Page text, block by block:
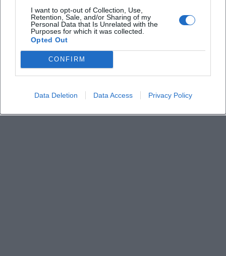
I want to opt-out of Collection, Use,
Retention, Sale, and/or Sharing of my
Personal Data that Is Unrelated with the
Purposes for which it was collected.
Opted Out
CONFIRM
Data Deletion Data Access Privacy Policy
Was hätte das Programm umfasst?
Wie viel kosten die Tickets?
Ist die Veranstaltung drinnen oder draußen
geplant gewesen?